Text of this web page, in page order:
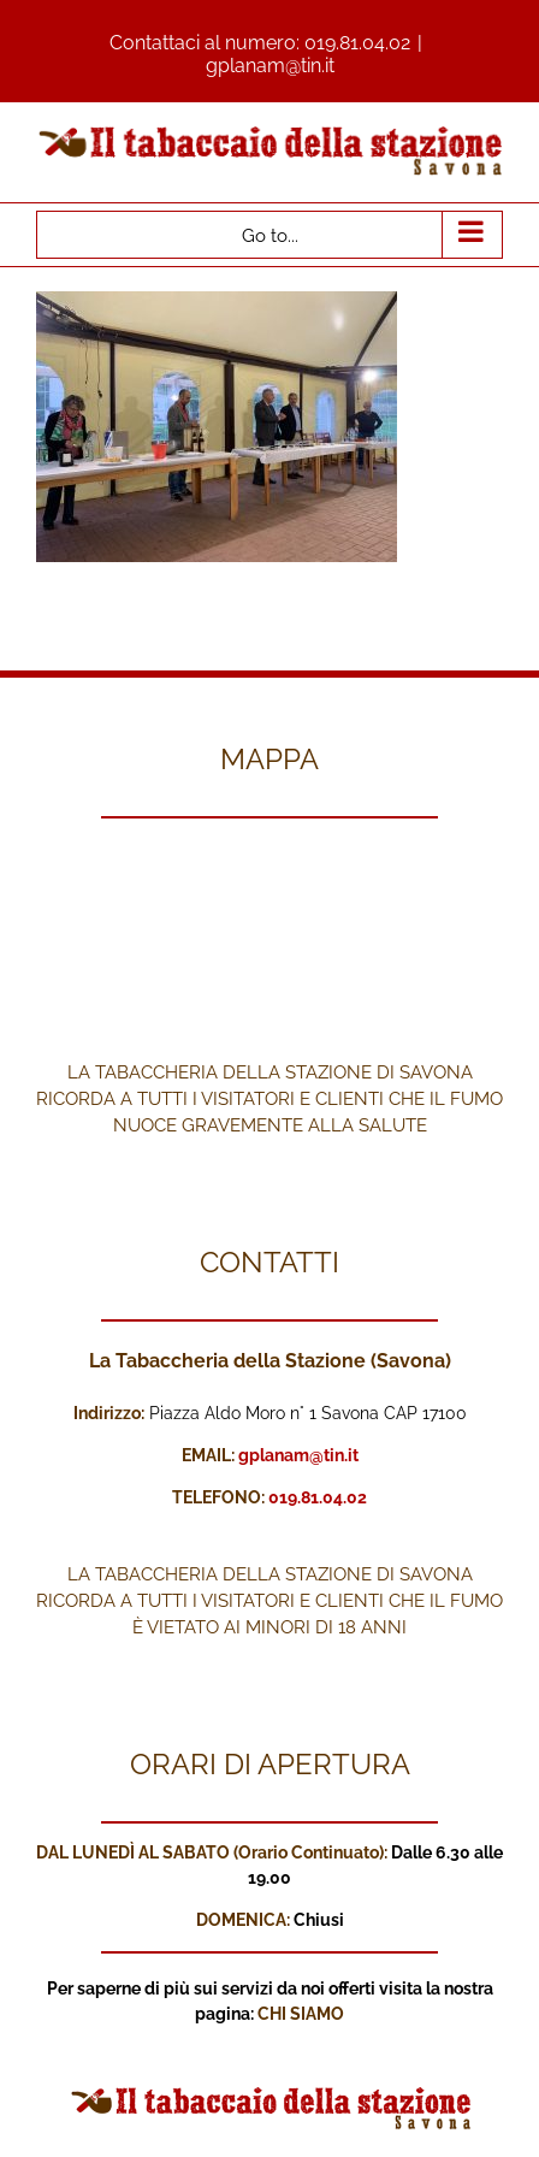
Contattaci al numero: 019.81.04.02 |
gplanam@tin.it
Go to...
MAPPA
LA TABACCHERIA DELLA STAZIONE DI SAVONA
RICORDA A TUTTI I VISITATORI E CLIENTI CHE IL FUMO
NUOCE GRAVEMENTE ALLA SALUTE
CONTATTI
La Tabaccheria della Stazione (Savona)
Indirizzo:Piazza Aldo Moro n° 1 Savona CAP 17100
EMAIL: gplanam@tin.it
TELEFONO:019.81.04.02
LA TABACCHERIA DELLA STAZIONE DI SAVONA
RICORDA A TUTTI I VISITATORI E CLIENTI CHE IL FUMO
È VIETATO AI MINORI DI 18 ANNI
ORARI DI APERTURA
DAL LUNEDÌ AL SABATO (Orario Continuato): Dalle 6.30 alle
19.00
DOMENICA: Chiusi
Per saperne di più sui servizi da noi offerti visita la nostra
pagina:CHI SIAMO